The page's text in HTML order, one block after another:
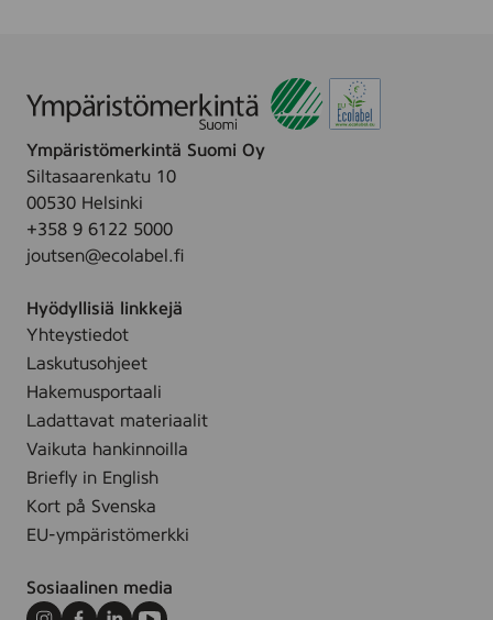
Ympäristömerkintä Suomi Oy
Siltasaarenkatu 10
00530 Helsinki
+358 9 6122 5000
joutsen@ecolabel.fi
Hyödyllisiä linkkejä
Yhteystiedot
Laskutusohjeet
Hakemusportaali
Ladattavat materiaalit
Vaikuta hankinnoilla
Briefly in English
Kort på Svenska
EU-ympäristömerkki
Sosiaalinen media